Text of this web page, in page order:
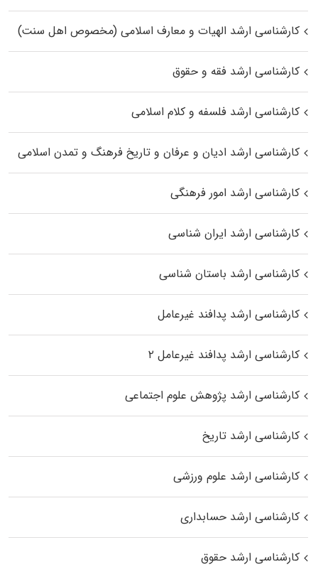
کارشناسی ارشد الهیات و معارف اسلامی (مخصوص اهل سنت)
کارشناسی ارشد فقه و حقوق
کارشناسی ارشد فلسفه و کلام اسلامی
کارشناسی ارشد ادیان و عرفان و تاریخ فرهنگ و تمدن اسلامی
کارشناسی ارشد امور فرهنگی
کارشناسی ارشد ایران شناسی
کارشناسی ارشد باستان شناسی
کارشناسی ارشد پدافند غیرعامل
کارشناسی ارشد پدافند غیرعامل ۲
کارشناسی ارشد پژوهش علوم اجتماعی
کارشناسی ارشد تاریخ
کارشناسی ارشد علوم ورزشی
کارشناسی ارشد حسابداری
کارشناسی ارشد حقوق